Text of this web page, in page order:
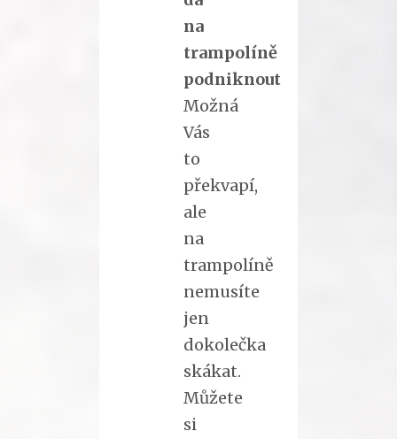
na
trampolíně
podniknout
Možná
Vás
to
překvapí,
ale
na
trampolíně
nemusíte
jen
dokolečka
skákat.
Můžete
si